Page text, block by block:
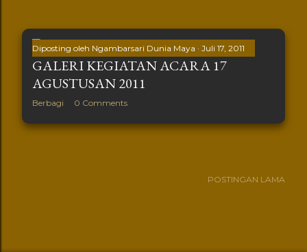
Diposting oleh Ngambarsari Dunia Maya Juli 17, 2011
GALERI KEGIATAN ACARA 17
AGUSTUSAN 2011
Berbagi 0 Comments
POSTINGAN LAMA